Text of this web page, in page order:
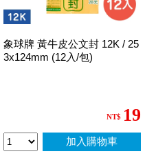
象球牌 黃牛皮公文封 12K / 25
3x124mm (12入/包)
NT$ 19
加入購物車